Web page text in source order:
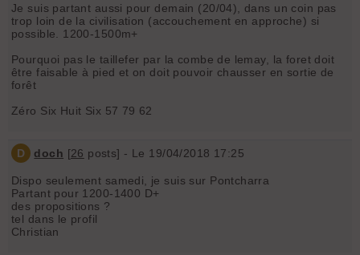
Je suis partant aussi pour demain (20/04), dans un coin pas
trop loin de la civilisation (accouchement en approche) si
possible. 1200-1500m+
Pourquoi pas le taillefer par la combe de lemay, la foret doit
être faisable à pied et on doit pouvoir chausser en sortie de
forêt
Zéro Six Huit Six 57 79 62
D doch [26 posts] - Le 19/04/2018 17:25
Dispo seulement samedi, je suis sur Pontcharra
Partant pour 1200-1400 D+
des propositions ?
tel dans le profil
Christian